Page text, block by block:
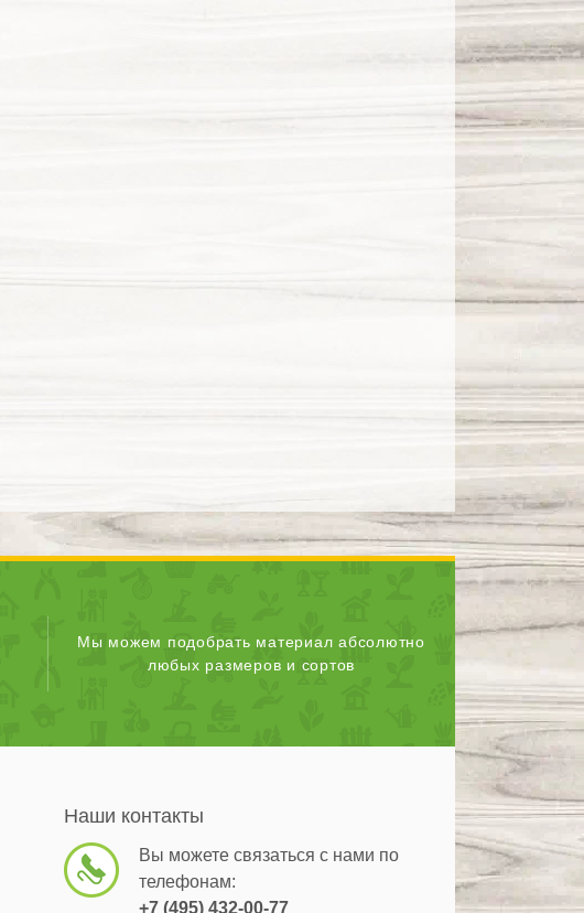
Мы можем подобрать материал абсолютно
любых размеров и сортов
Наши контакты
Вы можете связаться с нами по
телефонам:
+7 (495) 432-00-77